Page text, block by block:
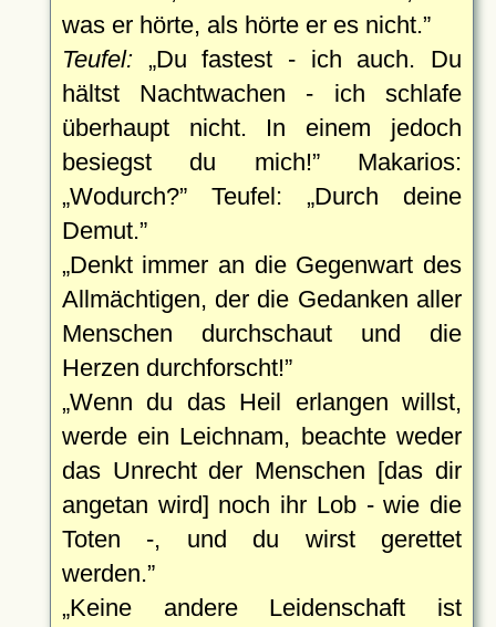
was er hörte, als hörte er es nicht.
Teufel:
Du fastest - ich auch. Du
hältst Nachtwachen - ich schlafe
überhaupt nicht. In einem jedoch
besiegst du mich! Makarios:
Wodurch? Teufel:
Durch deine
Demut.
Denkt immer an die Gegenwart des
Allmächtigen, der die Gedanken aller
Menschen durchschaut und die
Herzen durchforscht!
Wenn du das Heil erlangen willst,
werde ein Leichnam, beachte weder
das Unrecht der Menschen [das dir
angetan wird] noch ihr Lob - wie die
Toten -, und du wirst gerettet
werden.
Keine andere Leidenschaft ist